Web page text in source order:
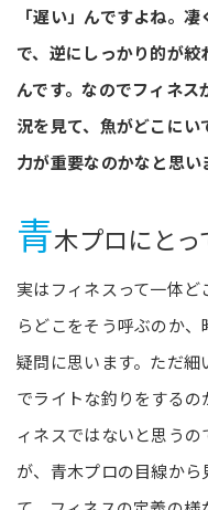
「遅い」んですよね。
で、逆にしっかり的が
んです。なのでフィネ
況を見て、魚がどこに
力が重要なのかなと思い
青木プロにとっ
実はフィネスって一体ど
らどこをそう呼ぶのか、
疑問に思います。ただ細
でライトな釣りをするの
ィネスではないと思うの
が、青木プロの目線から